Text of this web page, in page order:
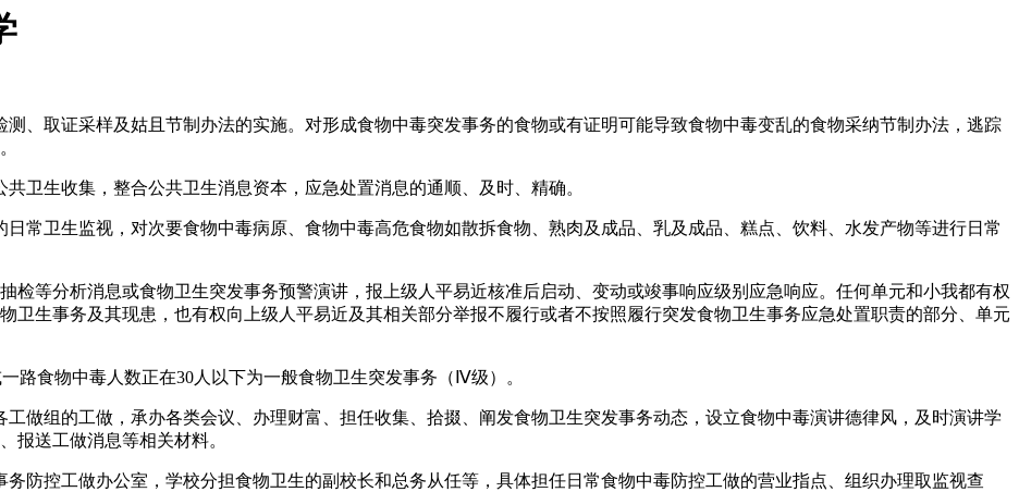
取证采样及姑且节制办法的实施。对形成食物中毒突发事务的食物或有证明可能导致食物中毒变乱的食物采纳节制办法，逃踪
生收集，整合公共卫生消息资本，应急处置消息的通顺、及时、精确。
卫生监视，对次要食物中毒病原、食物中毒高危食物如散拆食物、熟肉及成品、乳及成品、糕点、饮料、水发产物等进行日常
等分析消息或食物卫生突发事务预警演讲，报上级人平易近核准后启动、变动或竣事响应级别应急响应。任何单元和小我都有权
卫生事务及其现患，也有权向上级人平易近及其相关部分举报不履行或者不按照履行突发食物卫生事务应急处置职责的部分、单元
食物中毒人数正在30人以下为一般食物卫生突发事务（Ⅳ级）。
组的工做，承办各类会议、办理财富、担任收集、拾掇、阐发食物卫生突发事务动态，设立食物中毒演讲德律风，及时演讲学
报送工做消息等相关材料。
控工做办公室，学校分担食物卫生的副校长和总务从任等，具体担任日常食物中毒防控工做的营业指点、组织办理取监视查